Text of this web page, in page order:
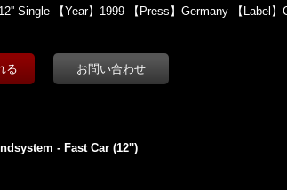
Single 【Year】1999 【Press】Germany 【Label
- Fast Car (12'')